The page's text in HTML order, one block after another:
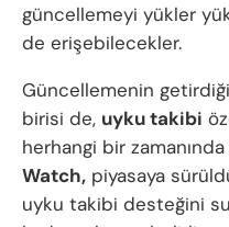
güncellemeyi yükler
de erişebilecekler.
Güncellemenin
birisi de, uyku takibi
herhangi bir
Watch, piyasaya
uyku takibi desteğini